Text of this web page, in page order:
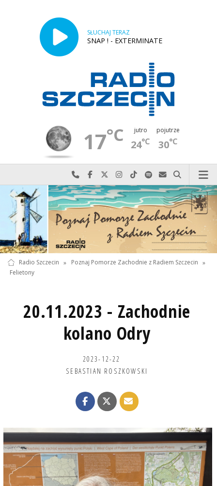
SŁUCHAJ TERAZ
SNAP ! - EXTERMINATE
17°C jutro
24°C
pojutrze
30°C
Najlepiej po prostu do nas zadzwoń
Odwiedź nas na Facebook-u
Odwiedź nas na X
Odwiedź nas na Instagram-ie
Odwiedź nas na TikTok-u
Szukaj nas na Spotify
Wyślij do nas
Szukaj
Radio Szczecin » Poznaj Pomorze Zachodnie z Radiem Szczecin »
Felietony
20.11.2023 - Zachodnie
kolano Odry
2023-12-22
SEBASTIAN ROSZKOWSKI